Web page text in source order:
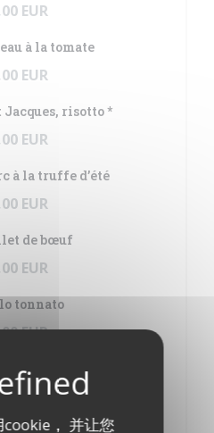
， 并让您
EUR
à la tomate
EUR
risotto *
EUR
à la truffe d’été
EUR
de bœuf
EUR
tonnato
EUR
aux morilles**